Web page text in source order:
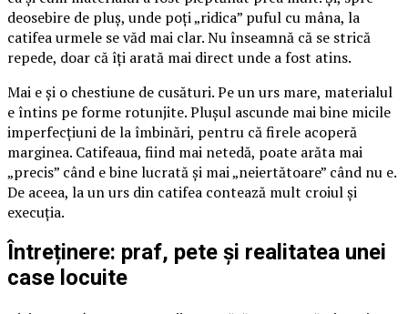
deosebire de pluș, unde poți „ridica” puful cu mâna, la
catifea urmele se văd mai clar. Nu înseamnă că se strică
repede, doar că îți arată mai direct unde a fost atins.
Mai e și o chestiune de cusături. Pe un urs mare, materialul
e întins pe forme rotunjite. Plușul ascunde mai bine micile
imperfecțiuni de la îmbinări, pentru că firele acoperă
marginea. Catifeaua, fiind mai netedă, poate arăta mai
„precis” când e bine lucrată și mai „neiertătoare” când nu e.
De aceea, la un urs din catifea contează mult croiul și
execuția.
Întreținere: praf, pete și realitatea unei
case locuite